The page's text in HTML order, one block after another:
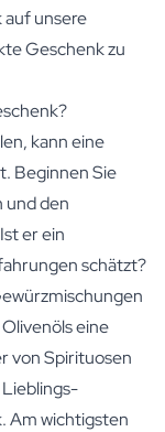
auf unsere
Geschenk zu
kann eine
Beginnen Sie
und den
er ein
schätzt?
Olivenölseine
von Spirituosen
Lieblings-
Am wichtigsten